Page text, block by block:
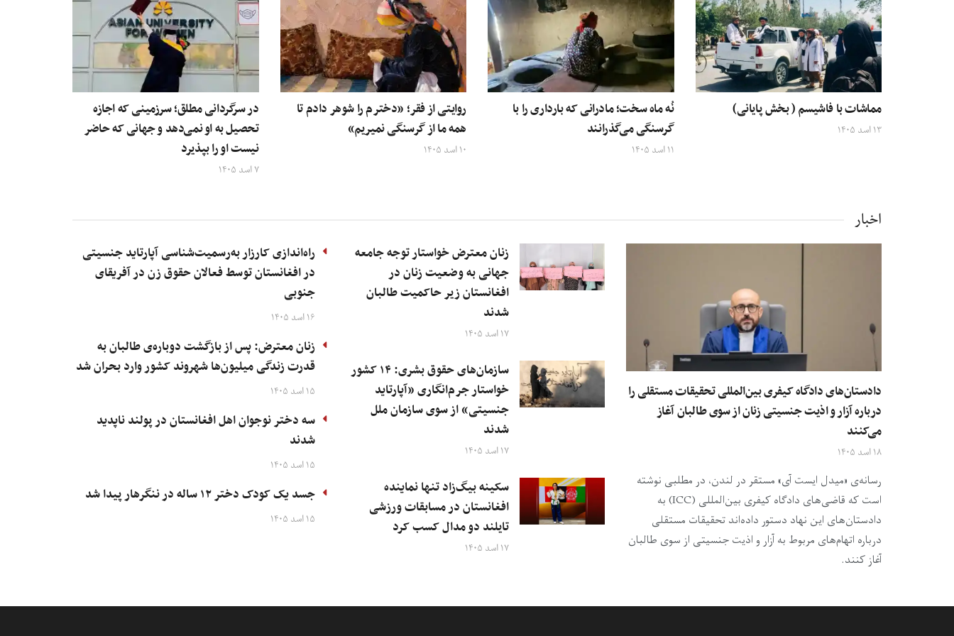
مماشات با فاشیسم ( بخش پایانی)
۱۳ اسد ۱۴۰۵
نُه ماه سخت؛ مادرانی که بارداری را با
گرسنگی می‌گذرانند
۱۱ اسد ۱۴۰۵
روایتی از فقر؛ «دخترم را شوهر دادم تا
همه‌ ما از گرسنگی نمیریم»
۱۰ اسد ۱۴۰۵
در سرگردانی مطلق؛ سرزمینی که اجازه
تحصیل به او نمی‌دهد و جهانی که حاضر
نیست او را بپذیرد
۷ اسد ۱۴۰۵
اخبار
دادستان‌های دادگاه کیفری بین‌المللی تحقیقات مستقلی را
درباره آزار و اذیت جنسیتی زنان از سوی طالبان آغاز
می‌کنند
۱۸ اسد ۱۴۰۵
رسانه‌ی «میدل ایست آی» مستقر در لندن، در مطلبی نوشته
است که قاضی‌های دادگاه کیفری بین‌المللی (ICC) به
دادستان‌های این نهاد دستور داده‌اند تحقیقات مستقلی
درباره اتهام‌های مربوط به آزار و اذیت جنسیتی از سوی طالبان
آغاز کنند‌.
زنان معترض خواستار توجه جامعه
جهانی به وضعیت زنان در
افغانستان زیر حاکمیت طالبان
شدند
۱۷ اسد ۱۴۰۵
سازمان‌های حقوق بشری: ۱۴ کشور
خواستار جرم‌انگاری «آپارتاید
جنسیتی» از سوی سازمان ملل
شدند
۱۷ اسد ۱۴۰۵
سکینه بیگ‌زاد تنها نماینده
افغانستان در مسابقات ورزشی
تایلند دو مدال کسب کرد
۱۷ اسد ۱۴۰۵
راه‌اندازی کارزار به‌رسمیت‌شناسی آپارتاید جنسیتی
در افغانستان توسط فعالان حقوق زن در آفریقای
جنوبی
۱۶ اسد ۱۴۰۵
زنان معترض: پس از بازگشت دوباره‌ی طالبان به
قدرت زندگی میلیون‌ها شهروند کشور وارد بحران شد
۱۵ اسد ۱۴۰۵
سه دختر نوجوان اهل افغانستان در پولند ناپدید
شدند
۱۵ اسد ۱۴۰۵
جسد یک کودک دختر ۱۲ ساله در ننگرهار پیدا شد
۱۵ اسد ۱۴۰۵